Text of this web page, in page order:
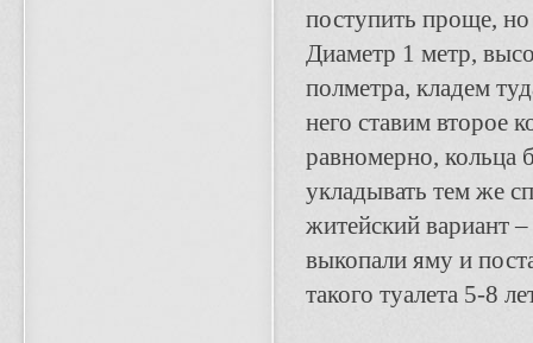
поступить проще,
Диаметр 1 метр,
полметра, кладем
него ставим второе
равномерно, кольца
укладывать тем же
житейский вариант
выкопали яму и
такого туалета 5-8